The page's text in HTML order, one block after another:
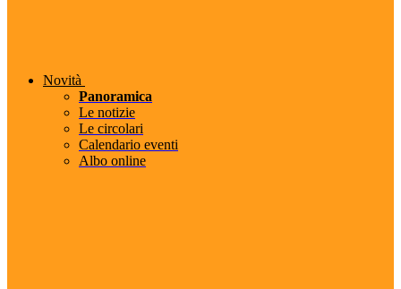
Novità
Panoramica
Le notizie
Le circolari
Calendario eventi
Albo online